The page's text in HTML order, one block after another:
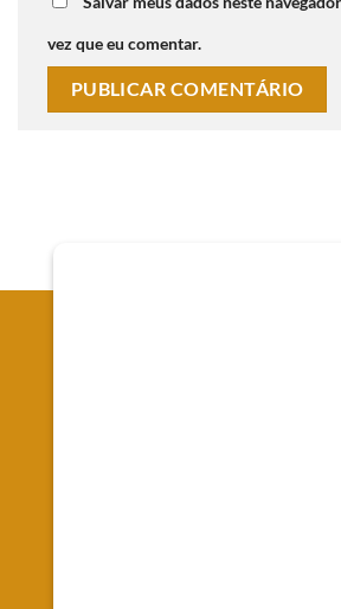
vez que eu comentar.